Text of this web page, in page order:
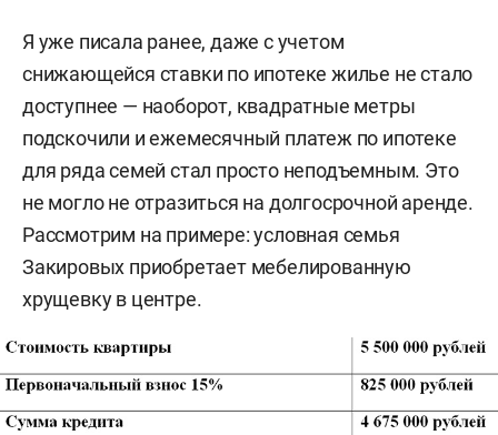
Я уже писала ранее, даже с учетом
снижающейся ставки по ипотеке жилье не стало
доступнее — наоборот, квадратные метры
подскочили и ежемесячный платеж по ипотеке
для ряда семей стал просто неподъемным. Это
не могло не отразиться на долгосрочной аренде.
Рассмотрим на примере: условная семья
Закировых приобретает мебелированную
хрущевку в центре.